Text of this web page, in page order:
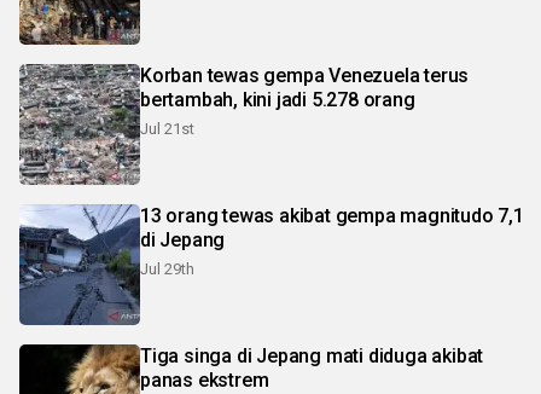
Korban tewas gempa Venezuela terus
bertambah, kini jadi 5.278 orang
Jul 21st
13 orang tewas akibat gempa magnitudo 7,1
di Jepang
Jul 29th
Tiga singa di Jepang mati diduga akibat
panas ekstrem